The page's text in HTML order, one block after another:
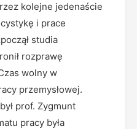
kolejne jedenaście
i prace
studia
rozprawę
wolny w
przemysłowej.
prof. Zygmunt
pracy była